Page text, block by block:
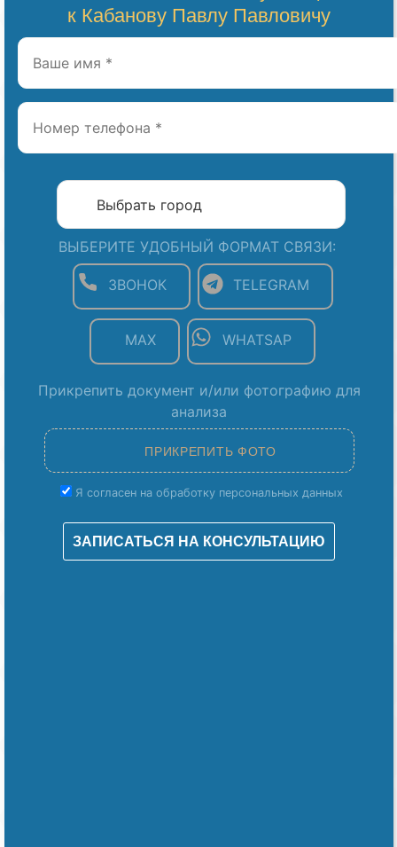
к Кабанову Павлу Павловичу
ВЫБЕРИТЕ УДОБНЫЙ ФОРМАТ СВЯЗИ:
ЗВОНОК TELEGRAM
MAX WHATSAP
Прикрепить документ и/или фотографию для
анализа
Я согласен на обработку персональных данных